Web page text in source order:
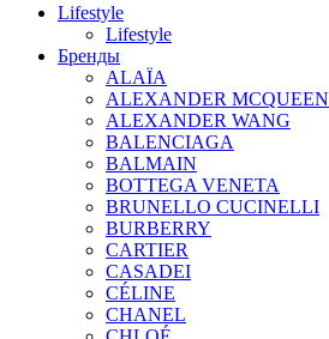
Lifestyle
Lifestyle
Бренды
ALAÏA
ALEXANDER MCQUEEN
ALEXANDER WANG
BALENCIAGA
BALMAIN
BOTTEGA VENETA
BRUNELLO CUCINELLI
BURBERRY
CARTIER
CASADEI
CÉLINE
CHANEL